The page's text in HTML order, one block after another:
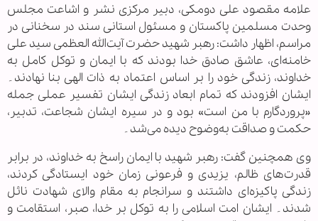
علامه مقصود علی دومکی، دبیر مرکزی نشر و اشاعت مجلس
وحدت مسلمین پاکستان و مسئول استانی سند در سخنانی در
مراسم، اظهار داشت: رهبر شهید حضرت آیت‌الله العظمی سید علی
خامنه‌ای، عاشق صادق خدا بودند که با ایمان و توکل کامل به
خداوند، زندگی خود را بر اساس اعتماد به ذات الهی بنا نهادند۔
ایشان افزودند که تمام ابعاد زندگی ایشان تفسیر عملی جمله
«پروردگارم با من است» بود و در سیره ایشان شجاعت، تدبیر،
حکمت و صداقت به‌وضوح دیده می‌شد۔
وی همچنین گفت: رهبر شهید با ایمان راسخ به خداوند، در برابر
قدرت‌های ظالم، یزیدی و فرعونی زمان خود ایستادگی کردند،
زندگی پاکیزه‌ای داشتند و سرانجام به مقام والای شهادت نائل
شدند۔ ایشان امت اسلامی را به توکل بر خدا، صبر، استقامت و